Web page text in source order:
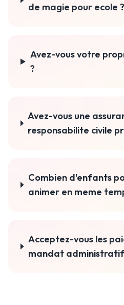
de magie pour ecole ?
Avez-vous votre
?
Avez-vous une
responsabilite civile
Combien d'enfants
animer en meme
Acceptez-vous les
mandat